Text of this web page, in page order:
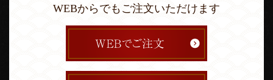
WEBからでもご注文いただけます